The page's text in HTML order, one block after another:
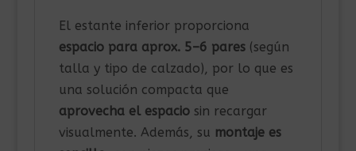
El estante inferior proporciona
espacio para aprox. 5–6 pares(según
talla y tipo de calzado), por lo que es
una solución compacta que
aprovecha el espaciosin recargar
visualmente. Además, su montaje es